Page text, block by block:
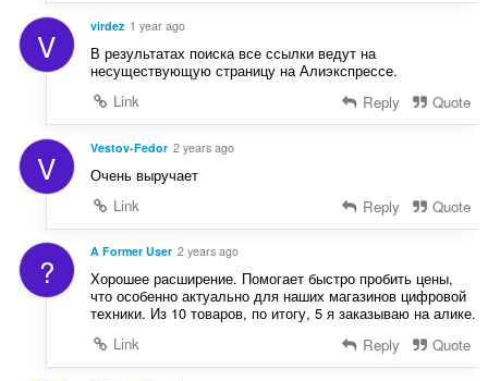
V virdez 1 year ago
В результатах поиска все ссылки ведут на
несуществующую страницу на Алиэкспрессе.
Link
Reply Quote
V Vestov-Fedor 2 years ago
Очень выручает
Link
Reply Quote
? A Former User 2 years ago
Хорошее расширение. Помогает быстро пробить цены,
что особенно актуально для наших магазинов цифровой
техники. Из 10 товаров, по итогу, 5 я заказываю на алике.
Link
Reply Quote